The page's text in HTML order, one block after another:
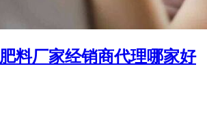
料厂家经销商代理哪家好